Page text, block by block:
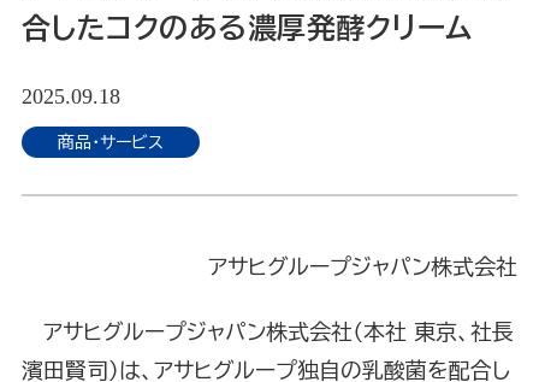
合したコクのある濃厚発酵クリーム
2025.09.18
商品・サービス
アサヒグループジャパン株式会社
アサヒグループジャパン株式会社（本社 東京、社長
濱田賢司）は、アサヒグループ独自の乳酸菌を配合し